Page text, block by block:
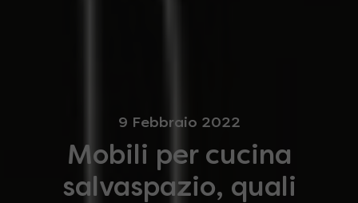
9 Febbraio 2022
Mobili per cucina
salvaspazio, quali